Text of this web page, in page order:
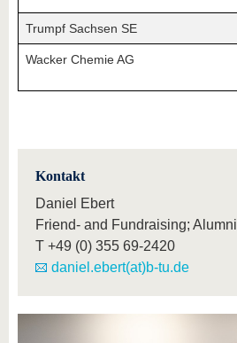
Trumpf Sachsen SE
Wacker Chemie AG
Kontakt
Daniel Ebert
Friend- and Fundraising; Alumni
T +49 (0) 355 69-2420
daniel.ebert(at)b-tu.de